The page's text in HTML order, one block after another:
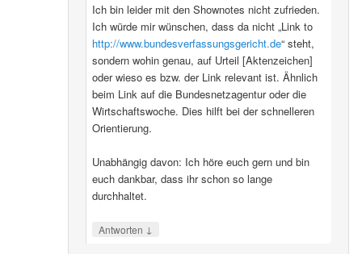
Ich bin leider mit den Shownotes nicht zufrieden.
Ich würde mir wünschen, dass da nicht „Link to
http://www.bundesverfassungsgericht.de“ steht,
sondern wohin genau, auf Urteil [Aktenzeichen]
oder wieso es bzw. der Link relevant ist. Ähnlich
beim Link auf die Bundesnetzagentur oder die
Wirtschaftswoche. Dies hilft bei der schnelleren
Orientierung.
Unabhängig davon: Ich höre euch gern und bin
euch dankbar, dass ihr schon so lange
durchhaltet.
Antworten ↓